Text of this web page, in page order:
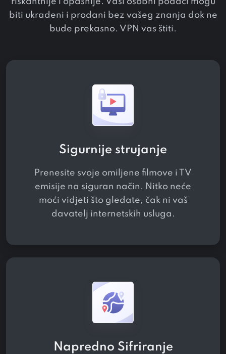
biti ukradeni i prodani bez vašeg znanja dok ne
bude prekasno. VPN vas štiti.
Sigurnije strujanje
Prenesite svoje omiljene filmove i TV
emisije na siguran način. Nitko neće
moći vidjeti što gledate, čak ni vaš
davatelj internetskih usluga.
Napredno Sifriranje